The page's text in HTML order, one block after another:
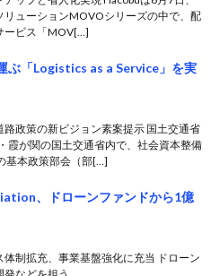
リューションMOVOシリーズの中で、配
ービス「MOV[…]
ぶ「Logistics as a Service」を実
路政策の新ビジョン素案提示 国土交通省
霞が関の国土交通省内で、社会資本整備
基本政策部会（部[…]
、ドローンファンドから1億
体制拡充、事業基盤強化に充当 ドローン